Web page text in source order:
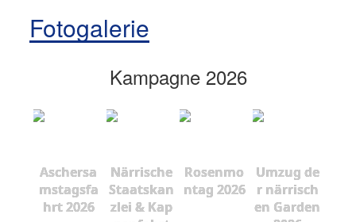
Fotogalerie
Kampagne 2026
Aschersa
mstagsfa
hrt 2026
Närrische
Staatskan
zlei & Kap
Rosenmo
ntag 2026
Umzug de
r närrisch
en Garden